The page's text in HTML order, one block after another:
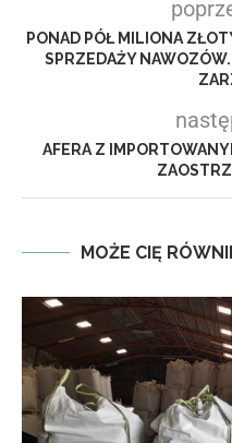
PONAD PÓŁ MILIONA
SPRZEDAŻY
AFERA Z
MOŻE CIĘ